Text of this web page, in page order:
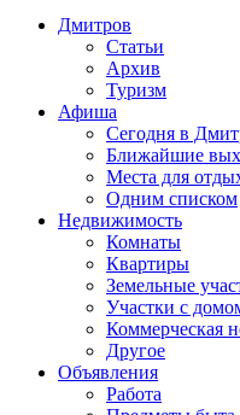
Дмитров
Статьи
Архив
Туризм
Афиша
Сегодня в
Ближайшие
Места для
Одним списком
Недвижимость
Комнаты
Квартиры
Земельные
Участки с
Коммерческая
Другое
Объявления
Работа